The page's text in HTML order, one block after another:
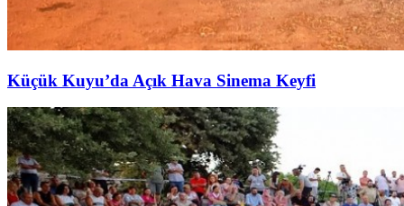
Küçük Kuyu’da Açık Hava Sinema Keyfi